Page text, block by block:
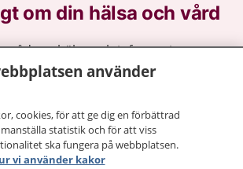
om din hälsa och vård
råd om hälsa och information om
mottagningar du kan kontakta.
din journal och göra dina
telefonnummer 1177 för
dygnet runt.
när du vill må bättre.
använder
cookies, för att ge dig en förbättrad
statistik och för att viss
ska fungera på webbplatsen.
vi använder kakor